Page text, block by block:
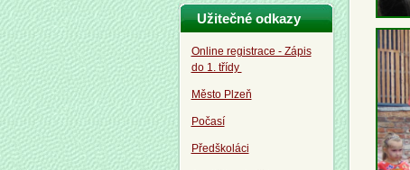
Užitečné odkazy
Online registrace - Zápis
do 1. třídy
Město Plzeň
Počasí
Předškoláci